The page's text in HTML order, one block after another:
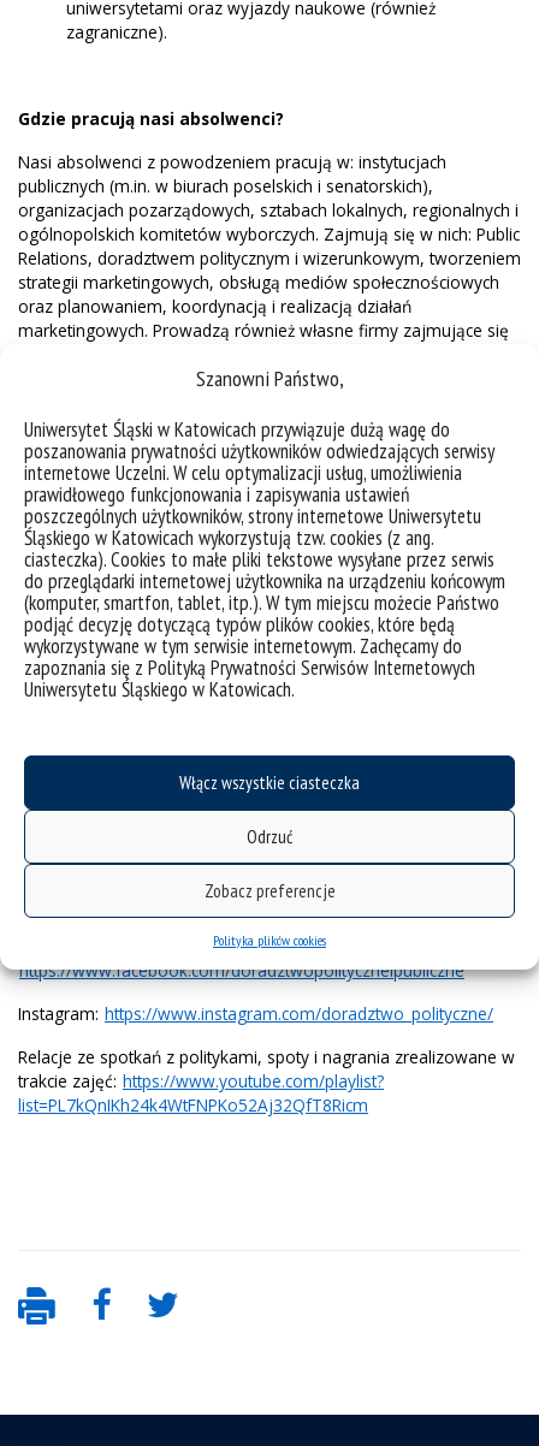
Szanowni Państwo,
Uniwersytet Śląski w Katowicach przywiązuje dużą wagę do
poszanowania prywatności użytkowników odwiedzających serwisy
internetowe Uczelni. W celu optymalizacji usług, umożliwienia
prawidłowego funkcjonowania i zapisywania ustawień
poszczególnych użytkowników, strony internetowe Uniwersytetu
Śląskiego w Katowicach wykorzystują tzw. cookies (z ang.
ciasteczka). Cookies to małe pliki tekstowe wysyłane przez serwis
do przeglądarki internetowej użytkownika na urządzeniu końcowym
(komputer, smartfon, tablet, itp.). W tym miejscu możecie Państwo
podjąć decyzję dotyczącą typów plików cookies, które będą
wykorzystywane w tym serwisie internetowym. Zachęcamy do
zapoznania się z Polityką Prywatności Serwisów Internetowych
Uniwersytetu Śląskiego w Katowicach.
Włącz wszystkie ciasteczka
Odrzuć
Zobacz preferencje
Polityka plików cookies
uniwersytetami oraz wyjazdy naukowe (również
zagraniczne).
Gdzie pracują nasi absolwenci?
Nasi absolwenci z powodzeniem pracują w: instytucjach
publicznych (m.in. w biurach poselskich i senatorskich),
organizacjach pozarządowych, sztabach lokalnych, regionalnych i
ogólnopolskich komitetów wyborczych. Zajmują się w nich: Public
Relations, doradztwem politycznym i wizerunkowym, tworzeniem
strategii marketingowych, obsługą mediów społecznościowych
oraz planowaniem, koordynacją i realizacją działań
marketingowych. Prowadzą również własne firmy zajmujące się
Co potrafią nasi absolwenci?
Absolwenci po ukończeniu studiów potrafią:
myśleć kreatywnie, pracować w grupie i świadomie
budować własny wizerunek;
budować wizerunek partii politycznych i polityków oraz
tworzyć i zarządzać markami politycznymi;
samodzielnie projektować i organizować badania
sprawdzające skuteczność kampanii społecznych i
politycznych;
umiejętnie planować i realizować strategie marketingowe,
segmentacji rynku).
Jeszcze Cię nie przekonaliśmy? Chcesz poznać nas lepiej?
Wejdź na nasze social media.
https://www.facebook.com/doradztwopolityczneipubliczne
Instagram: https://www.instagram.com/doradztwo_polityczne/
Relacje ze spotkań z politykami, spoty i nagrania zrealizowane w
trakcie zajęć: https://www.youtube.com/playlist?
list=PL7kQnIKh24k4WtFNPKo52Aj32QfT8Ricm